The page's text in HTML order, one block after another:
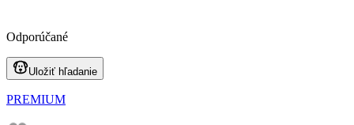
Odporúčané
Uložiť hľadanie
PREMIUM